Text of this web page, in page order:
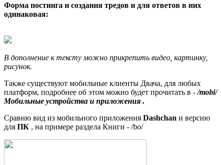
Форма постинга и создания тредов и для ответов в них
одинаковая:
В дополнение к тексту можно прикрепить видео, картинку,
рисунок.
Также существуют мобильные клиенты Двача, для любых
платформ, подробнее об этом можно будет прочитать в -/mobi/
Мобильные устройства и приложения .
Сравню вид из мобильного приложения Dashchan и версию
для ПК , на примере раздела Книги - /bo/